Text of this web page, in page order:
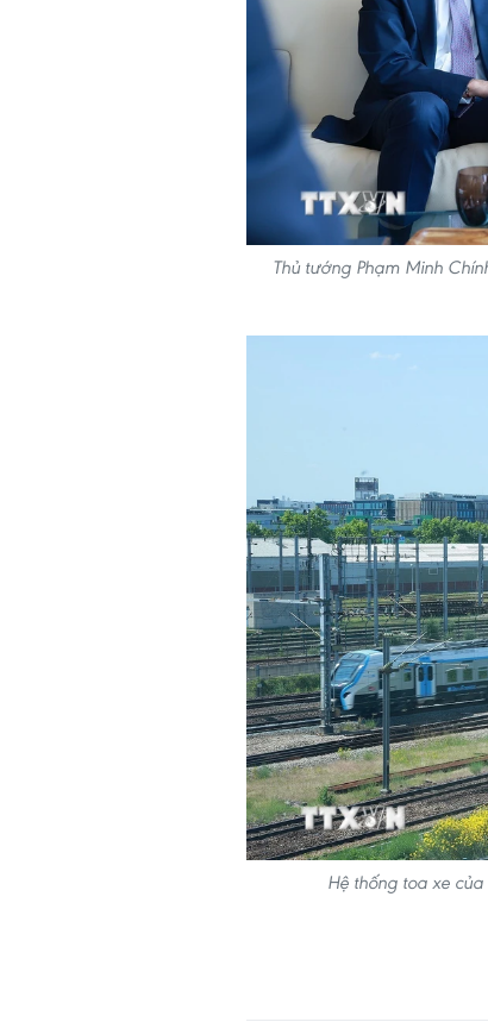
Thủ tướng Phạm Minh
Hệ thống toa xe